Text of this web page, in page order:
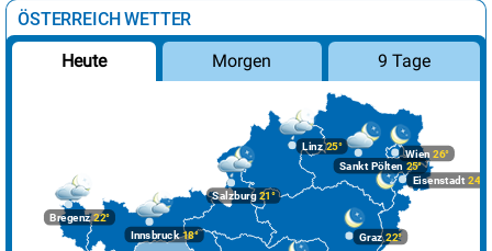
ÖSTERREICH WETTER
Heute Morgen 9 Tage
Bregenz22°
Graz22°
Innsbruck18°
Linz25°
Salzburg21°
Wien 26°
Eisenstadt 24°
Sankt Pölten 25°